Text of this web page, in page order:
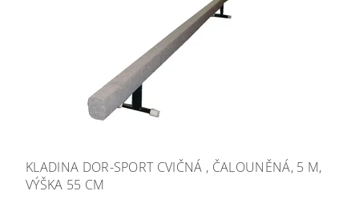
KLADINA DOR-SPORT CVIČNÁ , ČALOUNĚNÁ, 5 M,
VÝŠKA 55 CM